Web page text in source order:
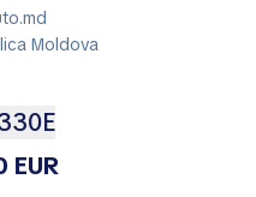
Moldova
EUR